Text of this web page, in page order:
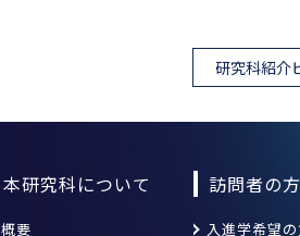
研究科紹介
本研究科について
概要
訪問者の方
入進学希望